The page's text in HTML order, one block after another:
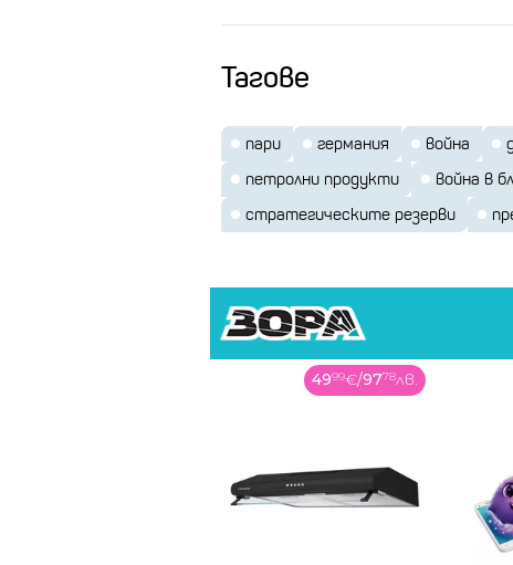
Тагове
пари германия война
петролни продукти
война в
стратегическите резерви
4999€/9778лв.